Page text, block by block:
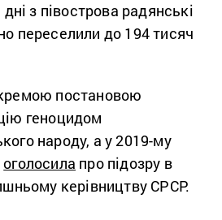
з півострова радянські
переселили до 194 тисяч
постановою
геноцидом
народу, а у 2019-му
оголосила про підозру в
керівництву СРСР.